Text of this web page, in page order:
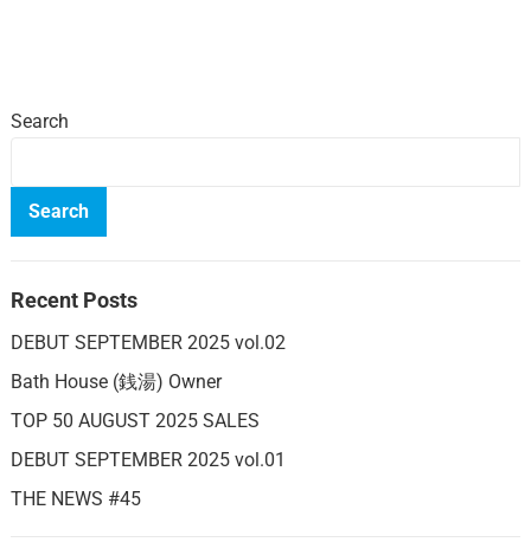
Search
Search
Recent Posts
DEBUT SEPTEMBER 2025 vol.02
Bath House (銭湯) Owner
TOP 50 AUGUST 2025 SALES
DEBUT SEPTEMBER 2025 vol.01
THE NEWS #45